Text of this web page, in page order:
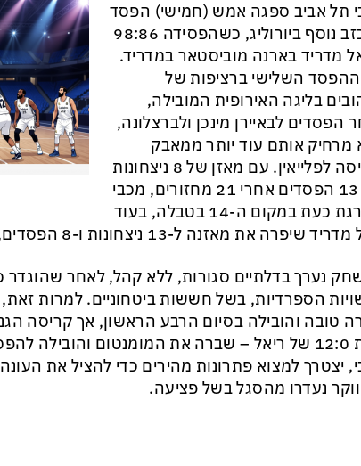
תל אביב ספגה אמש (חמישי) הפסד
מאכזב נוסף ביורוליג, כשהפסידה 98:86
מדריד בארנה מוביסטאר במדריד.
ההפסד השלישי ברציפות של
בליגה האירופית המובילה,
הפסדים לבאיירן מינכן ולברצלונה,
מרחיק אותם עוד יותר ממאבק
הכניסה לפלייאין. עם מאזן של 8 ניצחונות
מול 13 הפסדים אחרי 21 מחזורים, מכבי
מדורגת כעת במקום ה-14 בטבלה, בעוד
שיפרה את מאזנה ל-13 ניצחונות ו-8 הפסדים, ומדורגת במקום ה-6.
נערך בדלתיים סגורות, ללא קהל, לאחר שהוגדר
הספרדיות, בשל חששות ביטחוניים. למרות
טובה והובילה בסיום הרבע הראשון, אך קריסה
ריצת 12:0 של ריאל – שברה את המומנטום
יצטרך למצוא פתרונות מהירים כדי להציל את
ווקר נעדרו מהסגל בשל פציעה.